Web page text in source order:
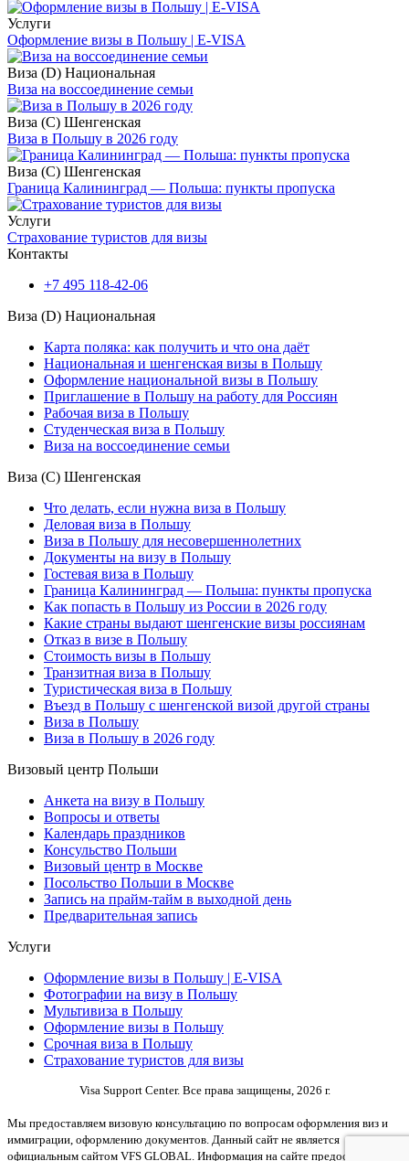
Услуги
Оформление визы в Польшу | E-VISA
Виза (D) Национальная
Виза на воссоединение семьи
Виза (С) Шенгенская
Виза в Польшу в 2026 году
Виза (С) Шенгенская
Граница Калининград — Польша: пункты пропуска
Услуги
Страхование туристов для визы
Контакты
+7 495 118-42-06
Виза (D) Национальная
Карта поляка: как получить и что она даёт
Национальная и шенгенская визы в Польшу
Оформление национальной визы в Польшу
Приглашение в Польшу на работу для Россиян
Рабочая виза в Польшу
Студенческая виза в Польшу
Виза на воссоединение семьи
Виза (С) Шенгенская
Что делать, если нужна виза в Польшу
Деловая виза в Польшу
Виза в Польшу для несовершеннолетних
Документы на визу в Польшу
Гостевая виза в Польшу
Граница Калининград — Польша: пункты пропуска
Как попасть в Польшу из России в 2026 году
Какие страны выдают шенгенские визы россиянам
Отказ в визе в Польшу
Стоимость визы в Польшу
Транзитная виза в Польшу
Туристическая виза в Польшу
Въезд в Польшу с шенгенской визой другой страны
Виза в Польшу
Виза в Польшу в 2026 году
Визовый центр Польши
Анкета на визу в Польшу
Вопросы и ответы
Календарь праздников
Консульство Польши
Визовый центр в Москве
Посольство Польши в Москве
Запись на прайм-тайм в выходной день
Предварительная запись
Услуги
Оформление визы в Польшу | E-VISA
Фотографии на визу в Польшу
Мультивиза в Польшу
Оформление визы в Польшу
Срочная виза в Польшу
Страхование туристов для визы
Visa Support Center. Все права защищены, 2026 г.
Мы предоставляем визовую консультацию по вопросам оформления виз и
иммиграции, оформлению документов. Данный сайт не является
официальным сайтом VFS GLOBAL. Информация на сайте предоставлена